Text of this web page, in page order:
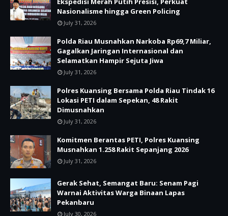
Nasionalisme hingga Green Policing
July 31, 2026
Polda Riau Musnahkan Narkoba Rp69,7 Miliar,
Gagalkan Jaringan Internasional dan
Selamatkan Hampir Sejuta Jiwa
July 31, 2026
Polres Kuansing Bersama Polda Riau Tindak 16
Lokasi PETI dalam Sepekan, 48 Rakit
Dimusnahkan
July 31, 2026
Komitmen Berantas PETI, Polres Kuansing
Musnahkan 1.258 Rakit Sepanjang 2026
July 31, 2026
Gerak Sehat, Semangat Baru: Senam Pagi
Warnai Aktivitas Warga Binaan Lapas
Pekanbaru
July 30, 2026